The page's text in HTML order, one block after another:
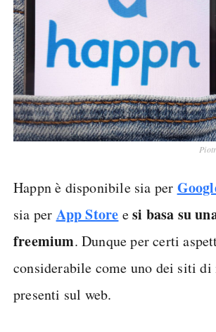
Happn è disponibile sia per
sia per App Store esi basa su
freemium. Dunque per certi
considerabile come uno dei siti
presenti sul web.